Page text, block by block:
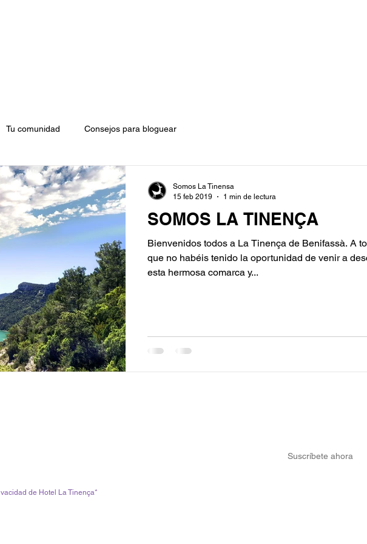
Tu comunidad Consejos para bloguear
SOMOS LA TINENÇA
Bienvenidos todos a La Tinença de Benifassà. A
que no habéis tenido la oportunidad de venir a
esta hermosa comarca y...
Somos La Tinensa
15 feb 2019
1 min de lectura
Suscríbete ahora
de Hotel La Tinença*